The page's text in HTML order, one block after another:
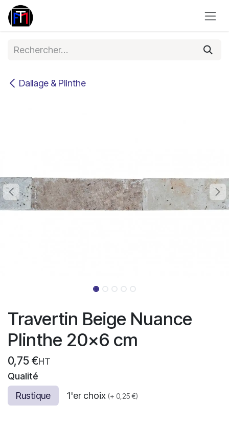
Se rendre au contenu
Dallage & Plinthe
Travertin Beige Nuance
Plinthe 20x6 cm
0,75 €HT
Qualité
Rustique
1'er choix (+ 0,25€)